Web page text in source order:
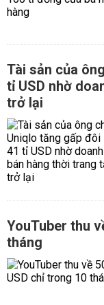
Tài sản của
tỉ USD nhờ
trở lại
YouTuber thu
tháng